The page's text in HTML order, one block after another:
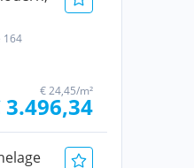
164
€ 24,45/m²
3.496,34